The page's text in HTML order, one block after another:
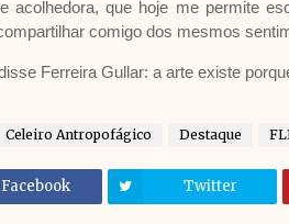
acolhedora, que hoje me permite
comigo dos mesmos
Ferreira Gullar: a arte existe
Celeiro Antropofágico Destaque
Facebook Twitter